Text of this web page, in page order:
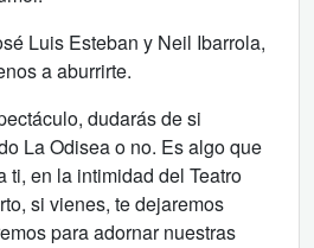
Luis Esteban y Neil Ibarrola,
a aburrirte.
dudarás de si
La Odisea o no. Es algo que
ti, en la intimidad del Teatro
si vienes, te dejaremos
para adornar nuestras